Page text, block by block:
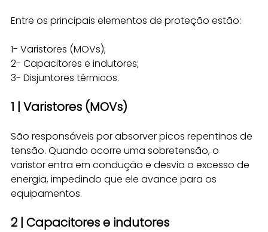
Entre os principais elementos de proteção estão:
1- Varistores (MOVs);
2- Capacitores e indutores;
3- Disjuntores térmicos.
1 | Varistores (MOVs)
São responsáveis por absorver picos repentinos de
tensão. Quando ocorre uma sobretensão, o
varistor entra em condução e desvia o excesso de
energia, impedindo que ele avance para os
equipamentos.
2 | Capacitores e indutores